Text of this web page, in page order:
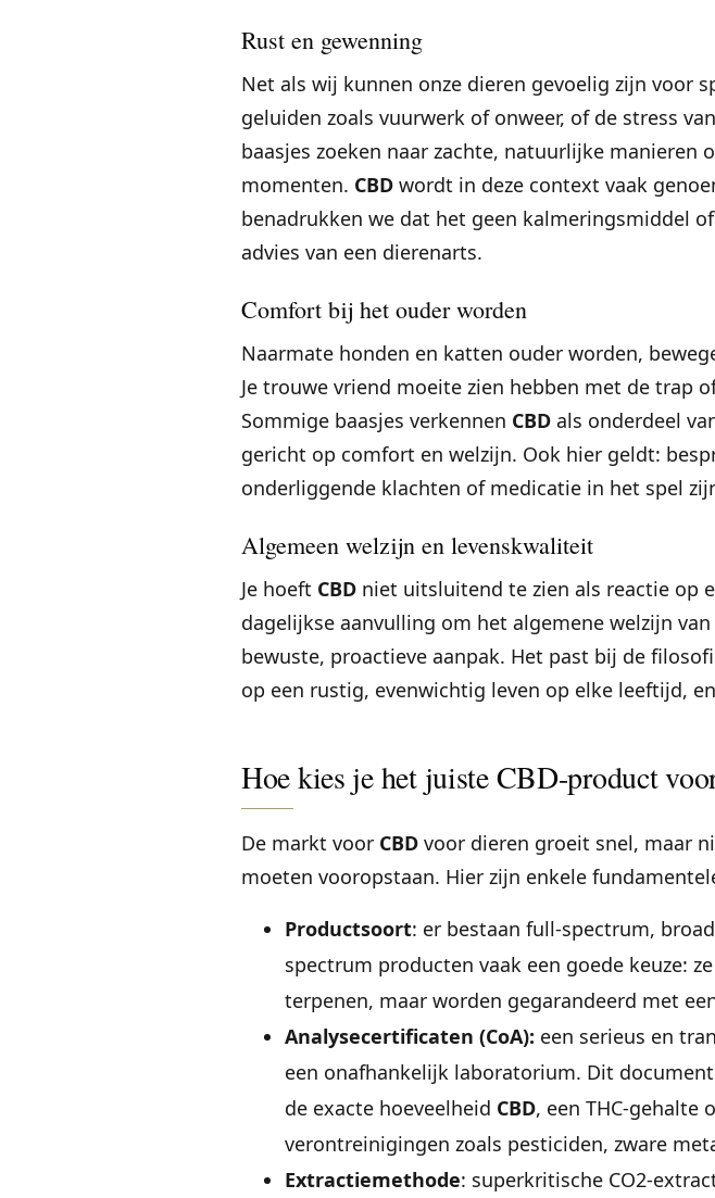
Rust en gewenning
Net als wij kunnen onze dieren gevoelig zijn voor
geluiden zoals vuurwerk of onweer, of de stress
baasjes zoeken naar zachte, natuurlijke
momenten. CBD wordt in deze context vaak
benadrukken we dat het geen kalmeringsmiddel
advies van een dierenarts.
Comfort bij het ouder worden
Naarmate honden en katten ouder worden,
Je trouwe vriend moeite zien hebben met de trap
Sommige baasjes verkennen CBD als onderdeel
gericht op comfort en welzijn. Ook hier geldt:
onderliggende klachten of medicatie in het spel
Algemeen welzijn en levenskwaliteit
Je hoeft CBD niet uitsluitend te zien als reactie op
dagelijkse aanvulling om het algemene welzijn
bewuste, proactieve aanpak. Het past bij de
op een rustig, evenwichtig leven op elke leeftijd,
Hoe kies je het juiste CBD-product
De markt voor CBD voor dieren groeit snel, maar
moeten vooropstaan. Hier zijn enkele
Productsoort: er bestaan full-spectrum,
spectrum producten vaak een goede keuze:
terpenen, maar worden gegarandeerd met
Analysecertificaten (CoA): een serieus en
een onafhankelijk laboratorium. Dit
de exacte hoeveelheid CBD, een THC-gehalte
verontreinigingen zoals pesticiden, zware
Extractiemethode: superkritische CO2-